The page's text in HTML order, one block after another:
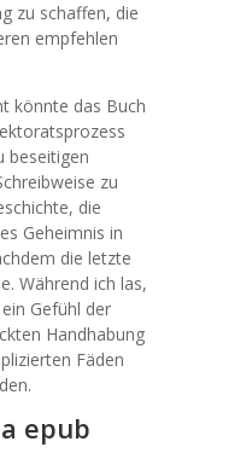
zu schaffen, die
empfehlen
könnte das Buch
beseitigen
zu
die
Geheimnis in
die letzte
Während ich las,
Gefühl der
Handhabung
Fäden
epub